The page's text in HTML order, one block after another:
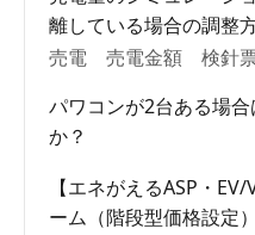
離している場合の調整
売電 売電金額 検針
パワコンが2台ある場
か？
【エネがえるASP・
ーム（階段型価格設定